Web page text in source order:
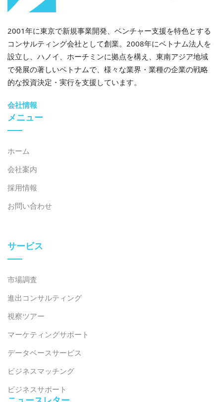
2001年に東京で新規事業開発、ベンチャー支援を特色とする
コンサルティング会社として創業。2008年にベトナム法人を
設立し、ハノイ、ホーチミンに拠点を構え、東南アジア地域
で発展の著しいベトナムで、様々な業界・業種の企業の戦略
的な投資決定・実行を支援しています。
会社情報
メニュー
ホーム
会社案内
採用情報
お問い合わせ
サービス
市場調査
進出コンサルティング
視察ツアー
マーケティングサポート
データベースサービス
ビジネスマッチング
ビジネスサポート